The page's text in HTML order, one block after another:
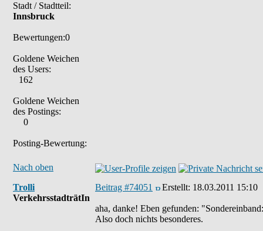
Stadt / Stadtteil:
Innsbruck
Bewertungen:0
Goldene Weichen
des Users:
162
Goldene Weichen
des Postings:
0
Posting-Bewertung:
Nach oben
Trolli
VerkehrsstadträtIn
Beitrag #74051 Erstellt: 18.03.2011 15:10
aha, danke! Eben gefunden:
Also doch nichts besonderes.